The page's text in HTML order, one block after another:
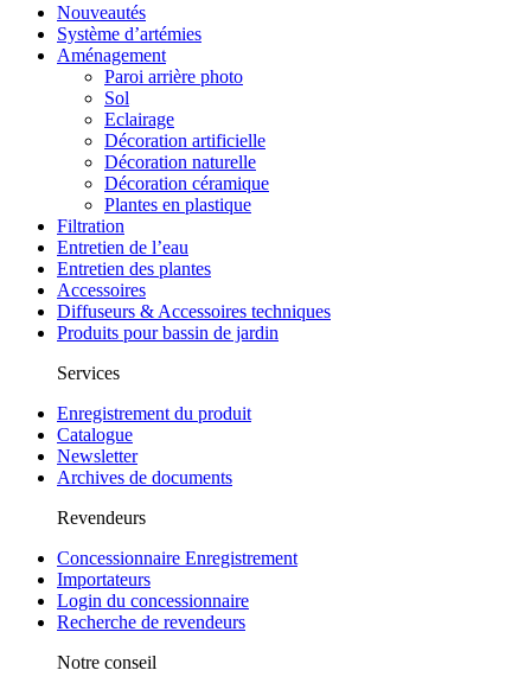
Nouveautés
Système d’artémies
Aménagement
Paroi arrière photo
Sol
Eclairage
Décoration artificielle
Décoration naturelle
Décoration céramique
Plantes en plastique
Filtration
Entretien de l’eau
Entretien des plantes
Accessoires
Diffuseurs & Accessoires techniques
Produits pour bassin de jardin
Services
Enregistrement du produit
Catalogue
Newsletter
Archives de documents
Revendeurs
Concessionnaire Enregistrement
Importateurs
Login du concessionnaire
Recherche de revendeurs
Notre conseil